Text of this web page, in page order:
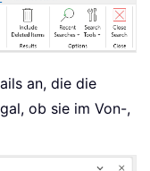
an, die die
ob sie im Von-,